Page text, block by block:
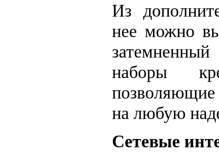
Из
нее можно
наборы
позволяющие
на любую
Сетевые